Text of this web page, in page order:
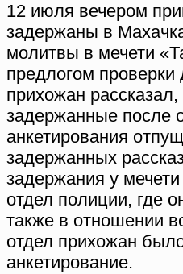
12 июля вечером
задержаны в
молитвы в мечети
предлогом
прихожан
задержанные после
анкетирования
задержанных
задержания у
отдел полиции, где
также в отношении
отдел прихожан
анкетирование.